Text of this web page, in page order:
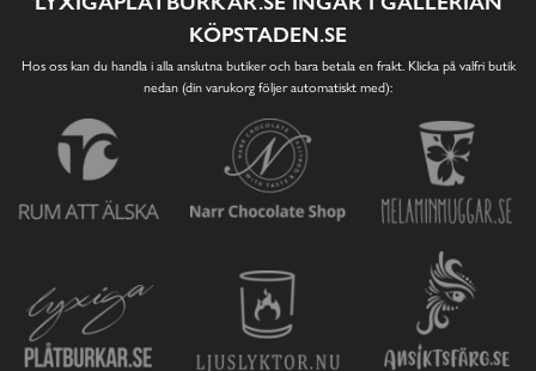
KÖPSTADEN.SE
Hos oss kan du handla i alla anslutna butiker och bara betala en frakt. Klicka på valfri butik
nedan (din varukorg följer automatiskt med):